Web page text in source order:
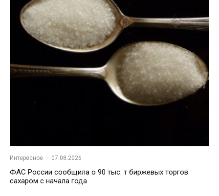
Интересное · 07.08.2026
ФАС России сообщила о 90 тыс. т биржевых торгов
сахаром с начала года